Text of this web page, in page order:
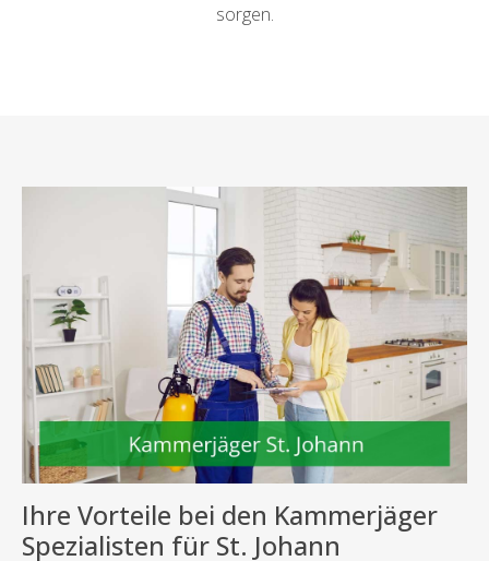
sorgen.
Ihre Vorteile bei den Kammerjäger
Spezialisten für St. Johann